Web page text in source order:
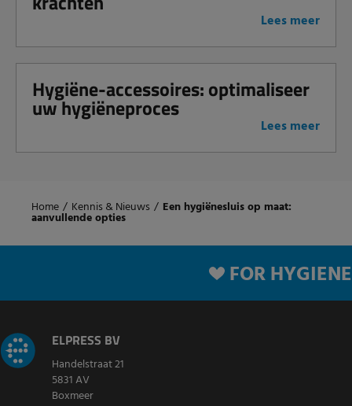
Lees meer
Hygiëne-accessoires: optimaliseer
uw hygiëneproces
Lees meer
Home / Kennis & Nieuws / Een hygiënesluis op maat:
aanvullende opties
FOR HYGIENE
ELPRESS BV
Handelstraat 21
5831 AV
Boxmeer